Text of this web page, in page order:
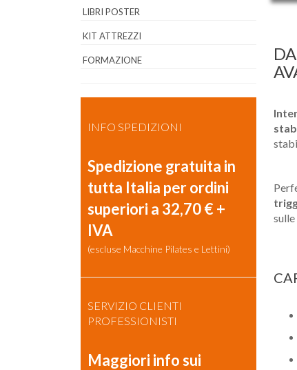
LIBRI POSTER
KIT ATTREZZI
FORMAZIONE
INFO SPEDIZIONI
Spedizione gratuita in
tutta Italia per ordini
superiori a 32,70 € +
IVA
(escluse Macchine Pilates e Lettini)
SERVIZIO CLIENTI
PROFESSIONISTI
Maggiori info sui